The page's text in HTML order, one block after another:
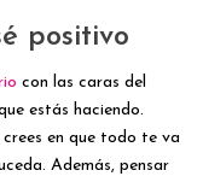
positivo
con las caras del
estás haciendo.
crees en que todo te va
Además, pensar